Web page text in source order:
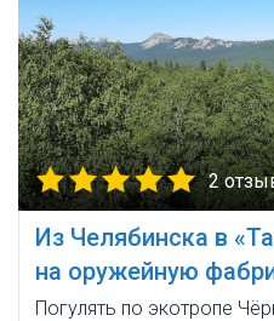
2
Из Челябинска в
на оружейную
Погулять по экотропе